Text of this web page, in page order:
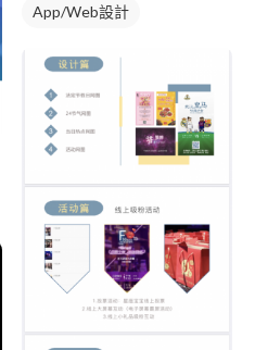
App/Web設計